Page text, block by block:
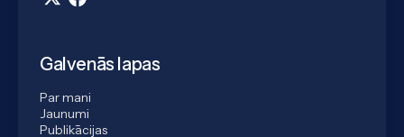
Galvenās lapas
Par mani
Jaunumi
Publikācijas